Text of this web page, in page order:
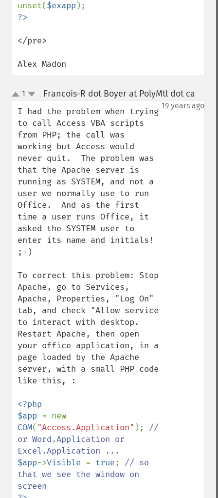
unset($exapp
</pre>
Alex Madon
up
down
1 Francois-R dot Boyer at PolyMtl dot ca
19 years ago
I had the problem when trying
to call Access VBA scripts
from PHP; the call was
working but Access would
never quit.  The problem was
that the Apache server is
running as SYSTEM, and not a
user we normally use to run
Office.  And as the first
time a user runs Office, it
asked the SYSTEM user to
enter its name and initials!
;-)
To correct this problem: Stop
Apache, go to Services,
Apache, Properties, "Log On"
tab, and check "Allow service
to interact with desktop.
Restart Apache, then open
your office application, in a
page loaded by the Apache
server, with a small PHP code
like this, :
<?php
$app
COM( "Access.Application" ); //
or Word.Application or
$app->Visible = true; // so
that we see the window on